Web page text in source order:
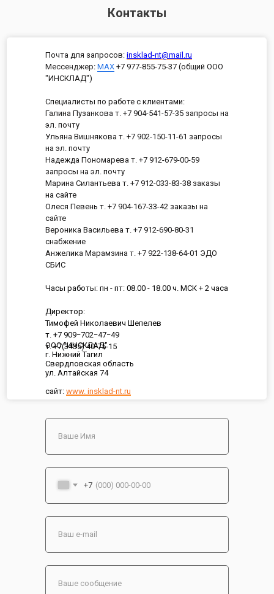
Контакты
ООО "ИНСКЛАД"
г. Нижний Тагил
Свердловская область
ул. Алтайская 74
сайт: www. insklad-nt.ru
Почта для запросов: insklad-nt@mail.ru
Мессенджер: MAX +7 977-855-75-37 (общий ООО
"ИНСКЛАД")
Специалисты по работе с клиентами:
Галина Пузанкова т. +7 904-541-57-35 запросы на
эл. почту
Ульяна Вишнякова т. +7 902-150-11-61 запросы
на эл. почту
Надежда Пономарева т. +7 912-679-00-59
запросы на эл. почту
Марина Силантьева т. +7 912-033-83-38 заказы
на сайте
Олеся Певень т. +7 904-167-33-42 заказы на
сайте
Вероника Васильева т. +7 912-690-80-31
снабжение
Анжелика Марамзина т. +7 922-138-64-01 ЭДО
СБИС
Часы работы: пн - пт: 08.00 - 18.00 ч. МСК + 2 часа
Директор:
Тимофей Николаевич Шепелев
т. +7 909−702−47−49
т. +7(3435) 40-75-15
+7